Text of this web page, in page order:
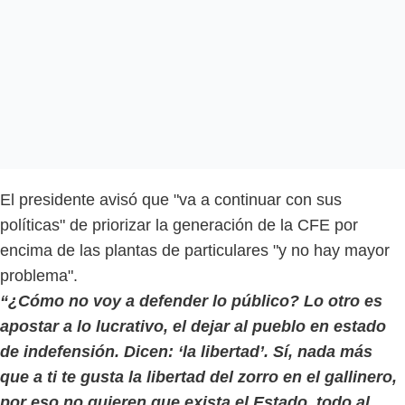
El presidente avisó que "va a continuar con sus
políticas" de priorizar la generación de la CFE por
encima de las plantas de particulares "y no hay mayor
problema".
“¿Cómo no voy a defender lo público? Lo otro es
apostar a lo lucrativo, el dejar al pueblo en estado
de indefensión. Dicen: ‘la libertad’. Sí, nada más
que a ti te gusta la libertad del zorro en el gallinero,